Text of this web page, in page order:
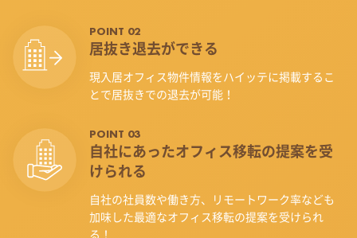
POINT 02
居抜き退去ができる
現入居オフィス物件情報をハイッテに掲載するこ
とで居抜きでの退去が可能！
POINT 03
自社にあったオフィス移転の提案を受
けられる
自社の社員数や働き方、リモートワーク率なども
加味した最適なオフィス移転の提案を受けられ
る！